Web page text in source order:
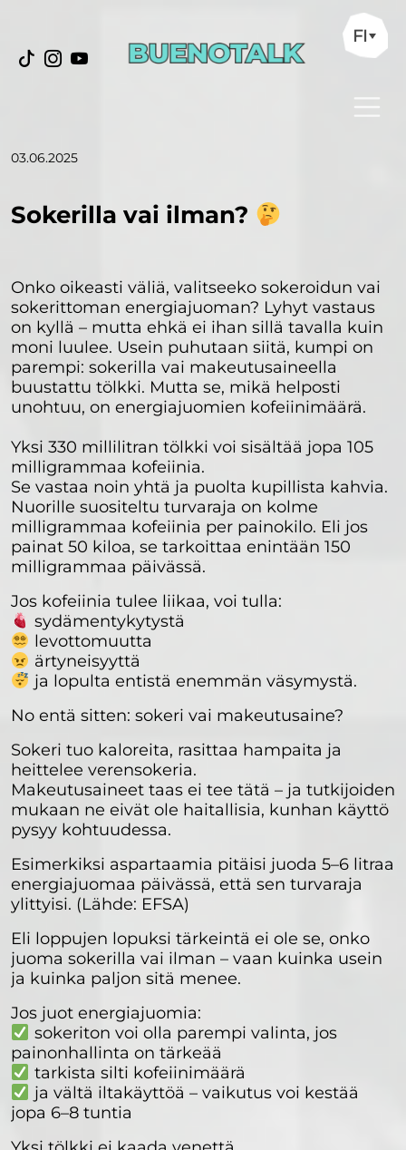
FI
03.06.2025
Sokerilla vai ilman?
Onko oikeasti väliä, valitseeko sokeroidun vai
sokerittoman energiajuoman? Lyhyt vastaus
on kyllä – mutta ehkä ei ihan sillä tavalla kuin
moni luulee. Usein puhutaan siitä, kumpi on
parempi: sokerilla vai makeutusaineella
buustattu tölkki. Mutta se, mikä helposti
unohtuu, on energiajuomien kofeiinimäärä.
Yksi 330 millilitran tölkki voi sisältää jopa 105
milligrammaa kofeiinia.
Se vastaa noin yhtä ja puolta kupillista kahvia.
Nuorille suositeltu turvaraja on kolme
milligrammaa kofeiinia per painokilo. Eli jos
painat 50 kiloa, se tarkoittaa enintään 150
milligrammaa päivässä.
Jos kofeiinia tulee liikaa, voi tulla:
sydämentykytystä
levottomuutta
ärtyneisyyttä
ja lopulta entistä enemmän väsymystä.
No entä sitten: sokeri vai makeutusaine?
Sokeri tuo kaloreita, rasittaa hampaita ja
heittelee verensokeria.
Makeutusaineet taas ei tee tätä – ja tutkijoiden
mukaan ne eivät ole haitallisia, kunhan käyttö
pysyy kohtuudessa.
Esimerkiksi aspartaamia pitäisi juoda 5–6 litraa
energiajuomaa päivässä, että sen turvaraja
ylittyisi. (Lähde: EFSA)
Eli loppujen lopuksi tärkeintä ei ole se, onko
juoma sokerilla vai ilman – vaan kuinka usein
ja kuinka paljon sitä menee.
Jos juot energiajuomia:
sokeriton voi olla parempi valinta, jos
painonhallinta on tärkeää
tarkista silti kofeiinimäärä
ja vältä iltakäyttöä – vaikutus voi kestää
jopa 6–8 tuntia